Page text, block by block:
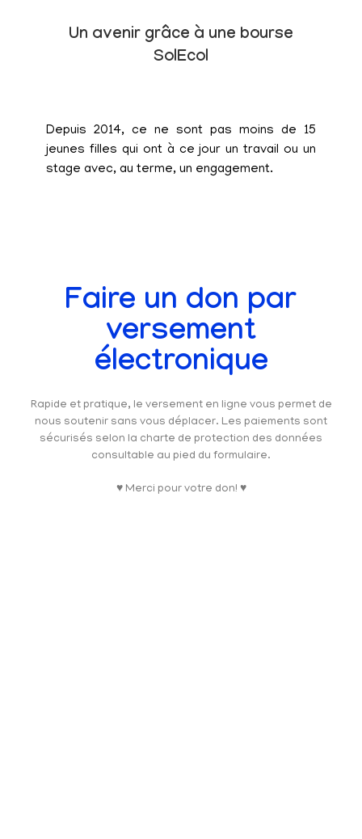
Un avenir grâce à une bourse
SolEcol
Depuis 2014, ce ne sont pas moins de 15
jeunes filles qui ont à ce jour un travail ou un
stage avec, au terme, un engagement.
Faire un don par
versement
électronique
Rapide et pratique, le versement en ligne vous permet de
nous soutenir sans vous déplacer. Les paiements sont
sécurisés selon la charte de protection des données
consultable au pied du formulaire.
♥ Merci pour votre don! ♥